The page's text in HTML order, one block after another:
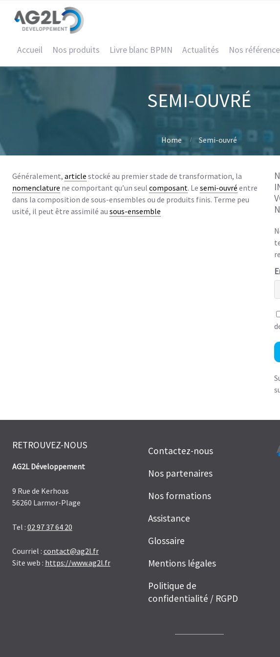
Accueil Nos produits Livre blanc BPMN Actualités Nos
SEMI-OUVRÉ
Home Semi-ouvré
Généralement, article stocké au premier stade de transformation, la
nomenclature ne comportant qu’un seul composant. Le semi-ouvré entre
dans la composition de sous-ensembles ou de produits finis. Terme peu
usité, il peut être assimilé au sous-ensemble
RETROUVEZ-NOUS
AG2L Développement
9 Rue de Kerhoas
56260 Larmor-Plage
Tel : 02 97 37 64 20
Courriel : contact@ag2l.fr
Site web : https://www.ag2l.fr
Contactez-nous
Nos partenaires
Nos formations
Assistance
Glossaire
Mentions légales
Politique de
confidentialité / RGPD